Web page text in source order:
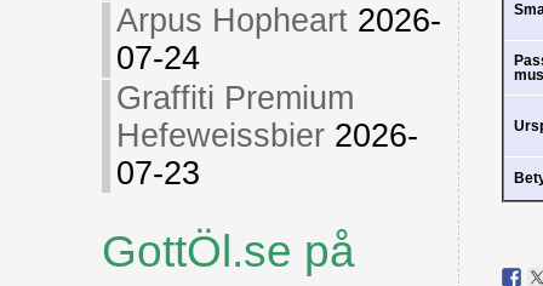
Arpus Hopheart 2026-
07-24
Graffiti Premium
Hefeweissbier 2026-
07-23
GottÖl.se på